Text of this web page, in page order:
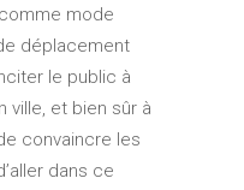
mode
déplacement
le public à
ville, et bien sûr à
convaincre les
dans ce